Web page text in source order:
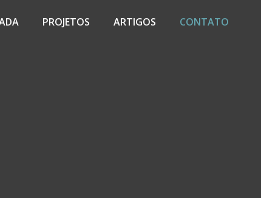
PROJETOS ARTIGOS CONTATO